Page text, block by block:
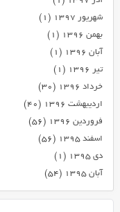
شهریور ۱۳۹۷
(۱)
بهمن ۱۳۹۶
(۱)
آبان ۱۳۹۶
(۱)
تیر ۱۳۹۶
(۱)
خرداد ۱۳۹۶
(۳۰)
اردیبهشت ۱۳۹۶
(۴۰)
فروردین ۱۳۹۶
(۵۶)
اسفند ۱۳۹۵
(۵۶)
دی ۱۳۹۵
(۱)
آبان ۱۳۹۵
(۵۴)